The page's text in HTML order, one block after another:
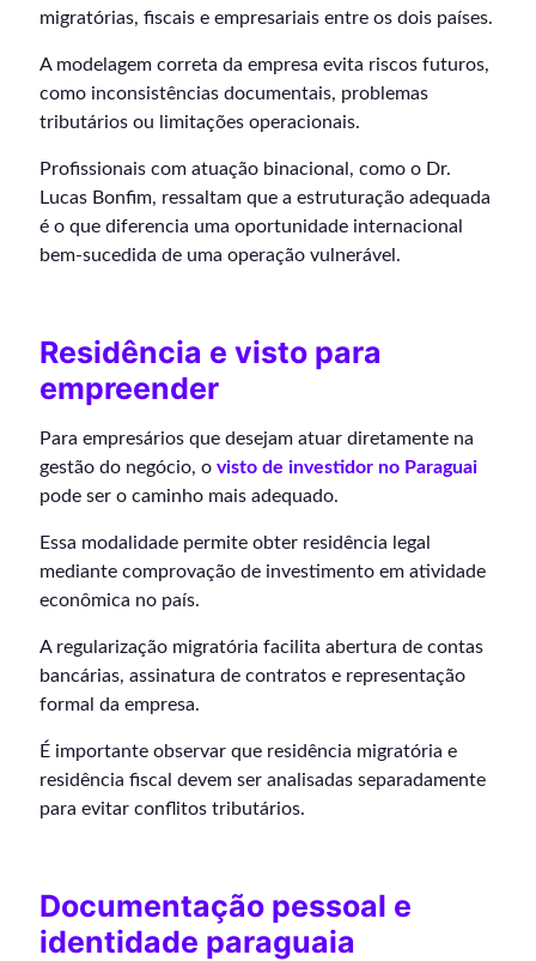
migratórias, fiscais e empresariais entre os dois países.
A modelagem correta da empresa evita riscos futuros,
como inconsistências documentais, problemas
tributários ou limitações operacionais.
Profissionais com atuação binacional, como o Dr.
Lucas Bonfim, ressaltam que a estruturação adequada
é o que diferencia uma oportunidade internacional
bem-sucedida de uma operação vulnerável.
Residência e visto para
empreender
Para empresários que desejam atuar diretamente na
gestão do negócio, o visto de investidor no Paraguai
pode ser o caminho mais adequado.
Essa modalidade permite obter residência legal
mediante comprovação de investimento em atividade
econômica no país.
A regularização migratória facilita abertura de contas
bancárias, assinatura de contratos e representação
formal da empresa.
É importante observar que residência migratória e
residência fiscal devem ser analisadas separadamente
para evitar conflitos tributários.
Documentação pessoal e
identidade paraguaia